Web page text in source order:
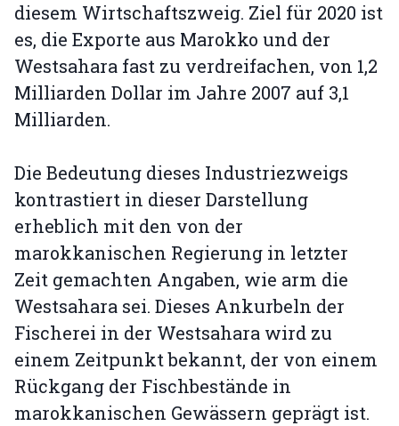
diesem Wirtschaftszweig. Ziel für 2020 ist
es, die Exporte aus Marokko und der
Westsahara fast zu verdreifachen, von 1,2
Milliarden Dollar im Jahre 2007 auf 3,1
Milliarden.
Die Bedeutung dieses Industriezweigs
kontrastiert in dieser Darstellung
erheblich mit den von der
marokkanischen Regierung in letzter
Zeit gemachten Angaben, wie arm die
Westsahara sei. Dieses Ankurbeln der
Fischerei in der Westsahara wird zu
einem Zeitpunkt bekannt, der von einem
Rückgang der Fischbestände in
marokkanischen Gewässern geprägt ist.